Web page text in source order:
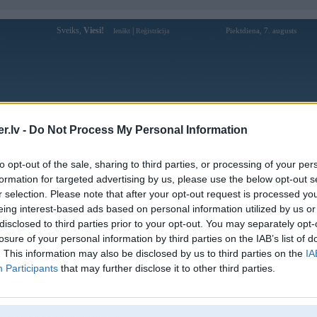
- Do Not Process My Personal Information
opt-out of the sale, sharing to third parties, or processing of your
for targeted advertising by us, please use the below opt-out
selection. Please note that after your opt-out request is processed
interest-based ads based on personal information utilized by us
to third parties prior to your opt-out. You may separately
of your personal information by third parties on the IAB’s list of
This information may also be disclosed by us to third parties on the
Participants that may further disclose it to other third parties.
Sveiks, Viesi! Ienākt Reģistrācija Piektdiena, 7. augusts
Forums Galerijas Reģistrācija Lietotāji
Lietotāja nohu90uscom1vn profils
Pēdējo reizi manīts: 10. May 2026, 07:27
Lietotājvārds:
nohu90uscom1vn
Ziņojumi forumā:
0
[Pēdējie ziņojumi forumā]